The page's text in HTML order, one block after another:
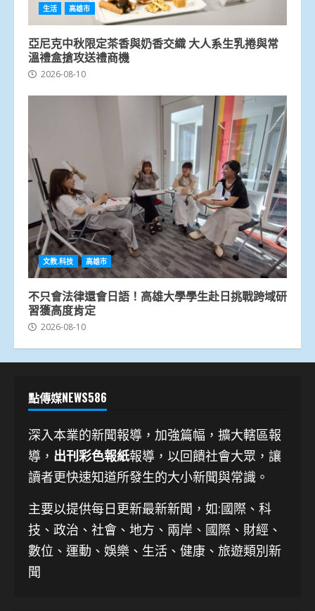
生活 高雄市
亞尼克中秋限定茶香與奶香交織 大人系生乳捲與常
溫禮盒搶攻送禮商機
2026-08-10
文教.科技 高雄市
不只會法律還會日語！高雄大學學生赴日挑戰跨域研
習獲高度肯定
2026-08-10
點傳媒NEWS586
深入本業的新聞報導，加強篇幅，擴大轄區報
導， 出刊彩色報紙報導，以回饋社會大眾，讓
讀者更快速知道所發生的大小新聞與常識。
主要以提供每日更新最新新聞 ，如:國際、科
技、 政治、社會、地方、兩岸、國際、財經、
數位、運動、娛樂、生活、健康、旅遊類別新
聞